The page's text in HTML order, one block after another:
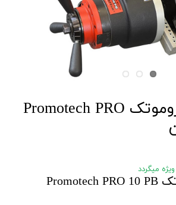
پخ زن لوله پروموتک Promotech PRO
میگردد
پخ زن لوله پروموتک Promotech PRO 10 PB